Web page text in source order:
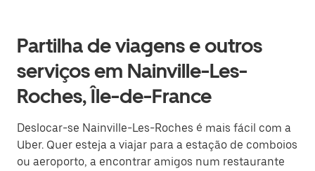
Partilha de viagens e outros
serviços em Nainville-Les-
Roches, Île-de-France
Deslocar-se Nainville-Les-Roches é mais fácil com a
Uber. Quer esteja a viajar para a estação de comboios
ou aeroporto, a encontrar amigos num restaurante